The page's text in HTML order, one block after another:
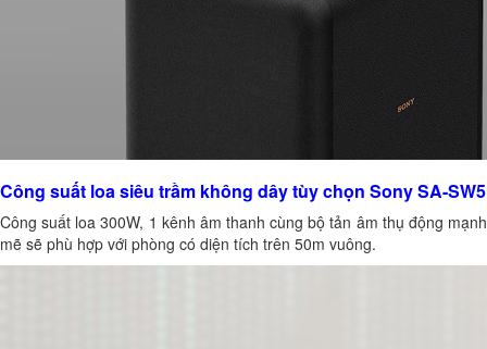
Công suất loa siêu trầm không dây tùy chọn Sony SA-SW5
Công suất loa 300W, 1 kênh âm thanh cùng bộ tản âm thụ động mạnh
mẽ sẽ phù hợp với phòng có diện tích trên 50m vuông.